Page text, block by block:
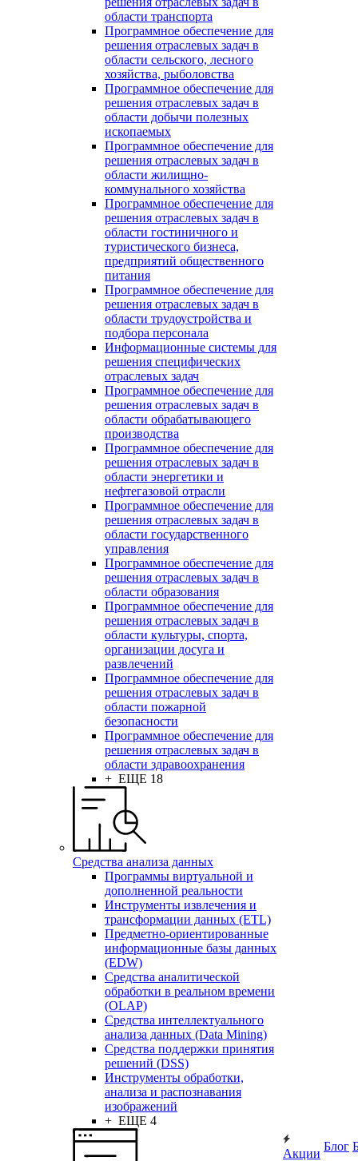
области транспорта
Программное обеспечение для
решения отраслевых задач в
области сельского, лесного
хозяйства, рыболовства
Программное обеспечение для
решения отраслевых задач в
области добычи полезных
ископаемых
Программное обеспечение для
решения отраслевых задач в
области жилищно-
коммунального хозяйства
Программное обеспечение для
решения отраслевых задач в
области гостиничного и
туристического бизнеса,
предприятий общественного
питания
Программное обеспечение для
решения отраслевых задач в
области трудоустройства и
подбора персонала
Информационные системы для
решения специфических
отраслевых задач
Программное обеспечение для
решения отраслевых задач в
области обрабатывающего
производства
Программное обеспечение для
решения отраслевых задач в
области энергетики и
нефтегазовой отрасли
Программное обеспечение для
решения отраслевых задач в
области государственного
управления
Программное обеспечение для
решения отраслевых задач в
области образования
Программное обеспечение для
решения отраслевых задач в
области культуры, спорта,
организации досуга и
развлечений
Программное обеспечение для
решения отраслевых задач в
области пожарной
безопасности
Программное обеспечение для
решения отраслевых задач в
области здравоохранения
+ ЕЩЕ 18
Средства анализа данных
Программы виртуальной и
дополненной реальности
Инструменты извлечения и
трансформации данных (ETL)
Предметно-ориентированные
информационные базы данных
(EDW)
Средства аналитической
обработки в реальном времени
(OLAP)
Средства интеллектуального
анализа данных (Data Mining)
Средства поддержки принятия
решений (DSS)
Инструменты обработки,
анализа и распознавания
изображений
+ ЕЩЕ 4
Акции
Блог